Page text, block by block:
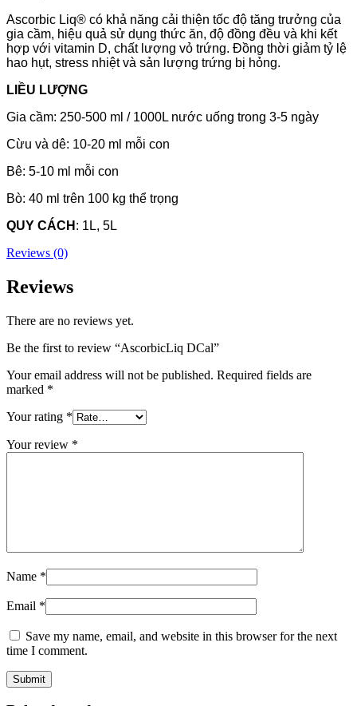
Ascorbic Liq® có khả năng cải thiện tốc độ tăng trưởng của
gia cầm, hiệu quả sử dụng thức ăn, độ đồng đều và khi kết
hợp với vitamin D, chất lượng vỏ trứng. Đồng thời giảm tỷ lệ
hao hụt, stress nhiệt và sản lượng trứng bị hỏng.
LIỀU LƯỢNG
Gia cầm: 250-500 ml / 1000L nước uống trong 3-5 ngày
Cừu và dê: 10-20 ml mỗi con
Bê: 5-10 ml mỗi con
Bò: 40 ml trên 100 kg thể trọng
QUY CÁCH : 1L, 5L
Reviews (0)
Reviews
There are no reviews yet.
Be the first to review “AscorbicLiq DCal”
Your email address will not be published. Required fields are
marked *
Your rating *
Your review *
Name *
Email *
Save my name, email, and website in this browser for the next
time I comment.